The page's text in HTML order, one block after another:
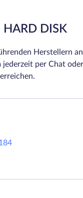
HARD DISK
Herstellern
jederzeit per Chat